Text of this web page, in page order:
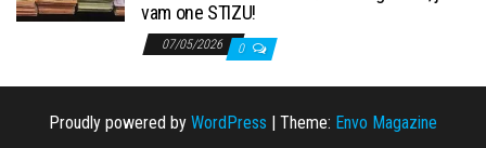
vam one STIZU!
07/05/2026 0
Proudly powered by WordPress Theme: Envo Magazine